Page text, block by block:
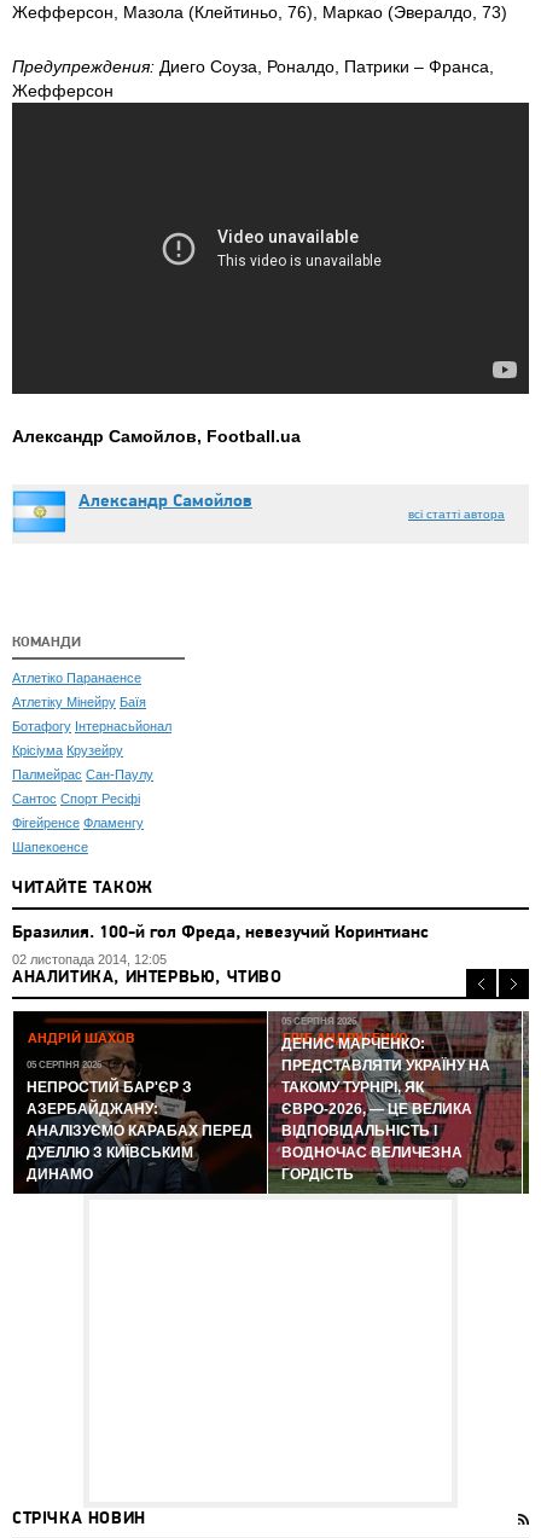
Жефферсон, Мазола (Клейтиньо, 76), Маркао (Эвералдо, 73)
Предупреждения: Диего Соуза, Роналдо, Патрики – Франса,
Жефферсон
Александр Самойлов, Football.ua
Александр Самойлов
всі статті автора
КОМАНДИ
Атлетіко Паранаенсе
Атлетіку Мінейру Баїя
Ботафогу Інтернасьйонал
Крісіума Крузейру
Палмейрас Сан-Паулу
Сантос Спорт Ресіфі
Фігейренсе Фламенгу
Шапекоенсе
ЧИТАЙТЕ ТАКОЖ
Бразилия. 100-й гол Фреда, невезучий Коринтианс
02 листопада 2014, 12:05
АНАЛИТИКА, ИНТЕРВЬЮ, ЧТИВО
АНДРІЙ ШАХОВ
05 СЕРПНЯ 2026
НЕПРОСТИЙ БАР'ЄР З
АЗЕРБАЙДЖАНУ:
АНАЛІЗУЄМО КАРАБАХ ПЕРЕД
ДУЕЛЛЮ З КИЇВСЬКИМ
ДИНАМО
ГЛІБ АНДРУСЕНКО
05 СЕРПНЯ 2026
ДЕНИС МАРЧЕНКО:
ПРЕДСТАВЛЯТИ УКРАЇНУ НА
ТАКОМУ ТУРНІРІ, ЯК
ЄВРО-2026, — ЦЕ ВЕЛИКА
ВІДПОВІДАЛЬНІСТЬ І
ВОДНОЧАС ВЕЛИЧЕЗНА
ГОРДІСТЬ
СТРІЧКА НОВИН